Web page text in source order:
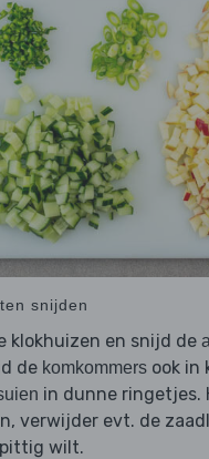
snijden
klokhuizen en snijd de
de komkommers ook in
in dunne ringetjes.
verwijder evt. de
wilt.